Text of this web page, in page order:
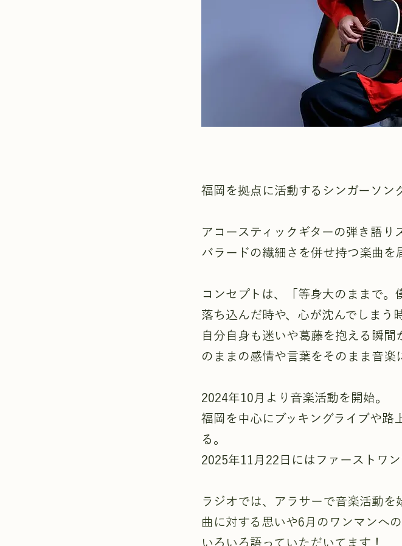
福岡を拠点に活動するシンガーソン
アコースティックギターの弾き語り
バラードの繊細さを併せ持つ楽曲を
コンセプトは、「等身大のままで
落ち込んだ時や、心が沈んでしまう
自分自身も迷いや葛藤を抱える瞬
のままの感情や言葉をそのまま音楽
2024年10月より音楽活動を開始。
福岡を中心にブッキングライブや路
る。
2025年11月22日にはファーストワン
ラジオでは、アラサーで音楽活動を
曲に対する思いや6月のワンマンへ
いろいろ語っていただいてます！